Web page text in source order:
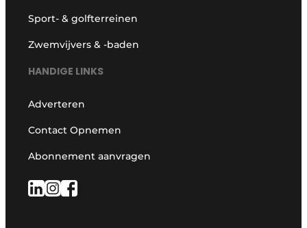
Sport- & golfterreinen
Zwemvijvers & -baden
HANDIGE LINKS
Adverteren
Contact Opnemen
Abonnement aanvragen